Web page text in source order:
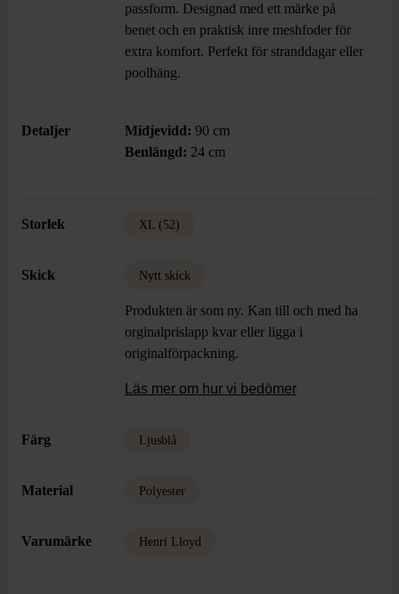
passform. Designad med ett märke på
benet och en praktisk inre meshfoder för
extra komfort. Perfekt för stranddagar eller
poolhäng.
Detaljer Midjevidd: 90 cm
Benlängd: 24 cm
Storlek XL (52)
Skick Nytt skick
Produkten är som ny. Kan till och med ha
orginalprislapp kvar eller ligga i
originalförpackning.
Läs mer om hur vi bedömer
Färg Ljusblå
Material Polyester
Varumärke Henri Lloyd